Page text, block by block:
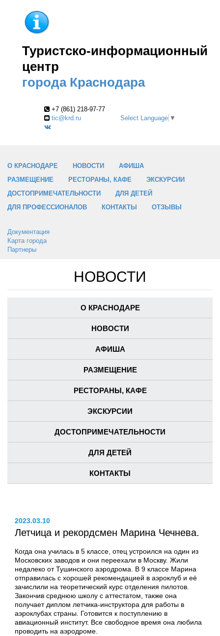
Туристско-информационный
центр
города Краснодара
+7 (861) 218-97-77
tic@krd.ru
Select Language ▼
О КРАСНОДАРЕ НОВОСТИ
АФИША
РАЗМЕЩЕНИЕ
РЕСТОРАНЫ, КАФЕ
ЭКСКУРСИИ
ДОСТОПРИМЕЧАТЕЛЬНОСТИ
ДЛЯ ДЕТЕЙ
ДЛЯ ПРОФЕССИОНАЛОВ
КОНТАКТЫ ОТЗЫВЫ
Документация
Карта города
Партнеры
НОВОСТИ
О КРАСНОДАРЕ
НОВОСТИ
АФИША
РАЗМЕЩЕНИЕ
РЕСТОРАНЫ, КАФЕ
ЭКСКУРСИИ
ДОСТОПРИМЕЧАТЕЛЬНОСТИ
ДЛЯ ДЕТЕЙ
КОНТАКТЫ
2023.03.10
Летчица и рекордсмен Марина Чечнева.
Когда она училась в 5 классе, отец устроился на один из
Московских заводов и они переехали в Москву. Жили
недалеко от Тушинского аэродрома. В 9 классе Марина
отправилась с хорошей рекомендацией в аэроклуб и её
зачислили на теоретический курс отделения пилотов.
Закончив среднюю школу с аттестатом, также она
получает диплом летчика-инструктора для работы в
аэроклубах страны. Готовится к поступлению в
авиационный институт. Все свободное время она любила
проводить на аэродроме.